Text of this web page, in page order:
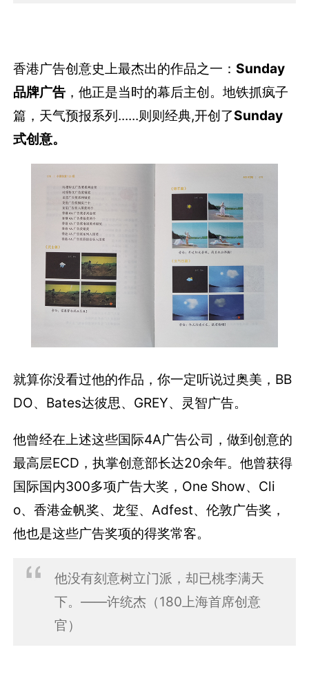
香港广告创意史上最杰出的作品之一： Sunday
品牌广告 ，他正是当时的幕后主创。地铁抓疯子
篇，天气预报系列......则则经典,开创了Sunday
式创意。
就算你没看过他的作品，你一定听说过奥美，BB
DO、Bates达彼思、GREY、灵智广告。
他曾经在上述这些国际4A广告公司，做到创意的
最高层ECD，执掌创意部长达20余年。他曾获得
国际国内300多项广告大奖，One Show、Cli
o、香港金帆奖、龙玺、Adfest、伦敦广告奖，
他也是这些广告奖项的得奖常客。
他没有刻意树立门派，却已桃李满天
下。——许统杰（180上海首席创意
官）